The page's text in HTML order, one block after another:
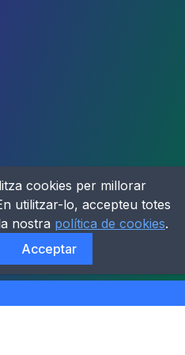
cookies per millorar
utilitzar-lo, accepteu totes
nostra política de cookies.
Acceptar